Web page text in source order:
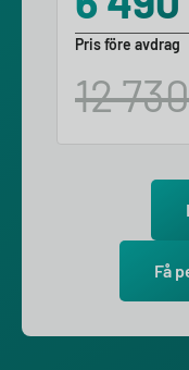
Pris före avdrag
12
Få